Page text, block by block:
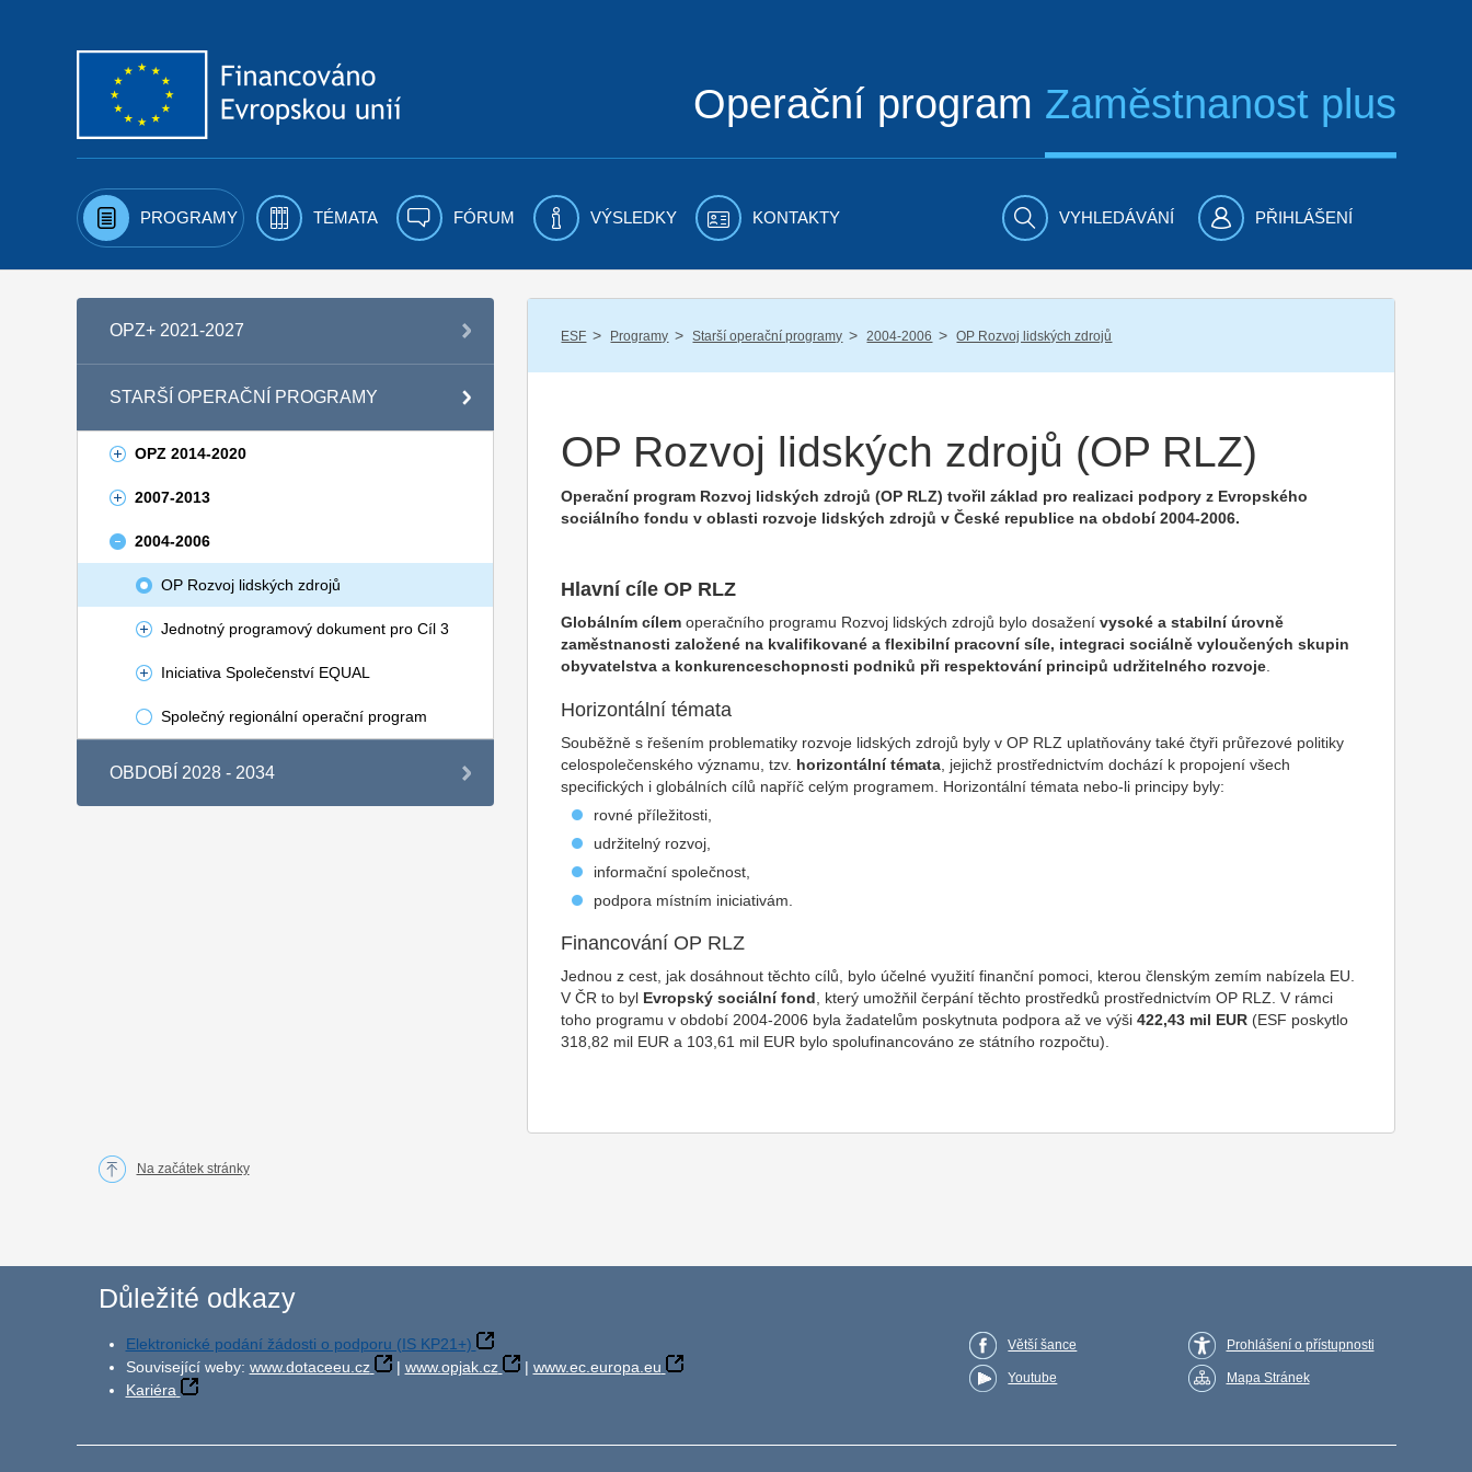
Operační program Zaměstnanost plus
PROGRAMY TÉMATA FÓRUM VÝSLEDKY KONTAKTY VYHLEDÁVÁNÍ PŘIHLÁŠENÍ
OPZ+ 2021-2027
STARŠÍ OPERAČNÍ PROGRAMY
OPZ 2014-2020
2007-2013
2004-2006
OP Rozvoj lidských zdrojů
Jednotný programový dokument pro Cíl 3
Iniciativa Společenství EQUAL
Společný regionální operační program
OBDOBÍ 2028 - 2034
ESF / Programy / Starší operační programy / 2004-2006 / OP Rozvoj lidských zdrojů
OP Rozvoj lidských zdrojů (OP RLZ)
Operační program Rozvoj lidských zdrojů (OP RLZ) tvořil základ pro realizaci podpory z Evropského
sociálního fondu v oblasti rozvoje lidských zdrojů v České republice na období 2004-2006.
Hlavní cíle OP RLZ
Globálním cílem operačního programu Rozvoj lidských zdrojů bylo dosaženívysoké a stabilní úrovně
zaměstnanosti založené na kvalifikované a flexibilní pracovní síle, integraci sociálně vyloučených skupin
obyvatelstva a konkurenceschopnosti podniků při respektování principů udržitelného rozvoje
Horizontální témata
Souběžně s řešením problematiky rozvoje lidských zdrojů byly v OP RLZ uplatňovány také čtyři průřezové politiky
celospolečenského významu, tzv. horizontální témata , jejichž prostřednictvím dochází k propojení všech
specifických i globálních cílů napříč celým programem. Horizontální témata nebo-li principy byly:
rovné příležitosti,
udržitelný rozvoj,
informační společnost,
podpora místním iniciativám.
Financování OP RLZ
Jednou z cest, jak dosáhnout těchto cílů, bylo účelné využití finanční pomoci, kterou členským zemím nabízela EU.
V ČR to byl Evropský sociální fond , který umožňil čerpání těchto prostředků prostřednictvím OP RLZ. V rámci
toho programu v období 2004-2006 byla žadatelům poskytnuta podpora až ve výši422,43 mil EUR (ESF poskytlo
318,82 mil EUR a 103,61 mil EUR bylo spolufinancováno ze státního rozpočtu).
Na začátek stránky
Důležité odkazy
Elektronické podání žádosti o podporu (IS KP21+)
Související weby: www.dotaceeu.cz | www.opjak.cz | www.ec.europa.eu
Kariéra
Větší šance
Youtube
Prohlášení o přístupnosti
Mapa Stránek